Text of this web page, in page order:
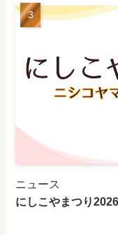
ニュース
にしこやまつり